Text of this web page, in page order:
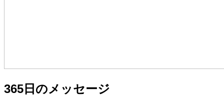
365日のメッセージ